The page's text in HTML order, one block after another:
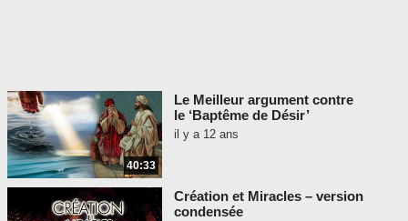
40:33
Le Meilleur argument contre
le ‘Baptême de Désir’
il y a 12 ans
Création et Miracles – version
condensée